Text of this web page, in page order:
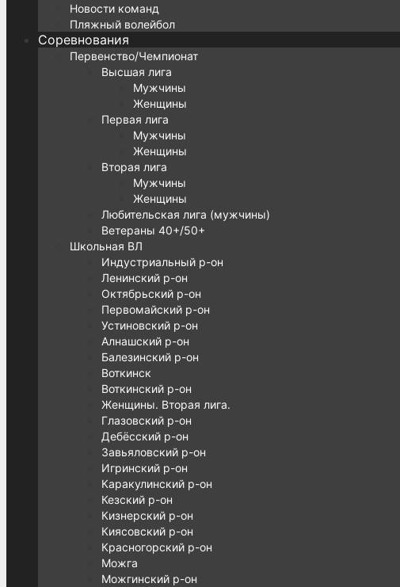
Новости команд
Пляжный волейбол
Соревнования
Первенство/Чемпионат
Высшая лига
Мужчины
Женщины
Первая лига
Мужчины
Женщины
Вторая лига
Мужчины
Женщины
Любительская лига (мужчины)
Ветераны 40+/50+
Школьная ВЛ
Индустриальный р-он
Ленинский р-он
Октябрьский р-он
Первомайский р-он
Устиновский р-он
Алнашский р-он
Балезинский р-он
Воткинск
Воткинский р-он
Женщины. Вторая лига.
Глазовский р-он
Дебёсский р-он
Завьяловский р-он
Игринский р-он
Каракулинский р-он
Кезский р-он
Кизнерский р-он
Киясовский р-он
Красногорский р-он
Можга
Можгинский р-он